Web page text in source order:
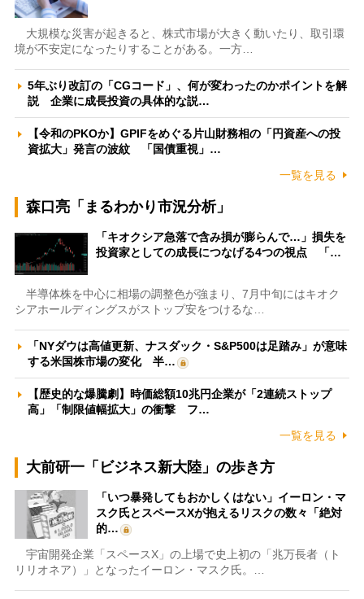
大規模な災害が起きると、株式市場が大きく動いたり、取引環
境が不安定になったりすることがある。一方…
5年ぶり改訂の「CGコード」、何が変わったのかポイントを解
説 企業に成長投資の具体的な説…
【令和のPKOか】GPIFをめぐる片山財務相の「円資産への投
資拡大」発言の波紋 「国債重視」…
一覧を見る
森口亮「まるわかり市況分析」
「キオクシア急落で含み損が膨らんで…」損失を
投資家としての成長につなげる4つの視点 「…
半導体株を中心に相場の調整色が強まり、7月中旬にはキオク
シアホールディングスがストップ安をつけるな…
「NYダウは高値更新、ナスダック・S&P500は足踏み」が意味
する米国株市場の変化 半…
【歴史的な爆騰劇】時価総額10兆円企業が「2連続ストップ
高」「制限値幅拡大」の衝撃 フ…
一覧を見る
大前研一「ビジネス新大陸」の歩き方
「いつ暴発してもおかしくはない」イーロン・マ
スク氏とスペースXが抱えるリスクの数々「絶対
的…
宇宙開発企業「スペースX」の上場で史上初の「兆万長者（ト
リリオネア）」となったイーロン・マスク氏。…